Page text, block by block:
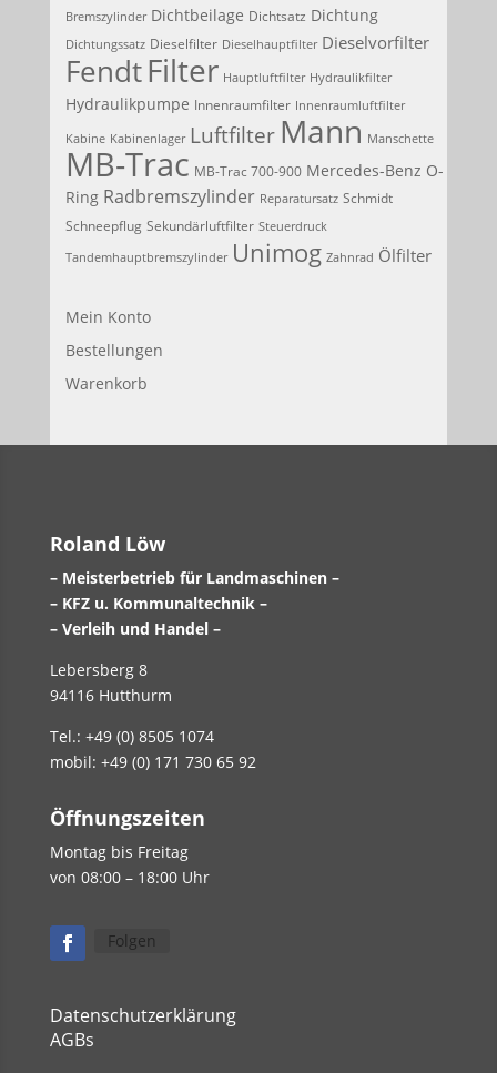
Bremszylinder Dichtbeilage Dichtsatz Dichtung
Dichtungssatz Dieselfilter Dieselhauptfilter Dieselvorfilter
FendtFilter Hauptluftfilter Hydraulikfilter
Hydraulikpumpe Innenraumfilter Innenraumluftfilter
Kabine Kabinenlager Luftfilter Mann Manschette
MB-Trac MB-Trac 700-900 Mercedes-Benz O-
Ring Radbremszylinder Reparatursatz Schmidt
Schneepflug Sekundärluftfilter Steuerdruck
Tandemhauptbremszylinder Unimog Zahnrad Ölfilter
Mein Konto
Bestellungen
Warenkorb
Roland Löw
– Meisterbetrieb für Landmaschinen –
– KFZ u. Kommunaltechnik –
– Verleih und Handel –
Lebersberg 8
94116 Hutthurm
Tel.: +49 (0) 8505 1074
mobil: +49 (0) 171 730 65 92
Öffnungszeiten
Montag bis Freitag
von 08:00 – 18:00 Uhr
Folgen
Datenschutzerklärung
AGBs